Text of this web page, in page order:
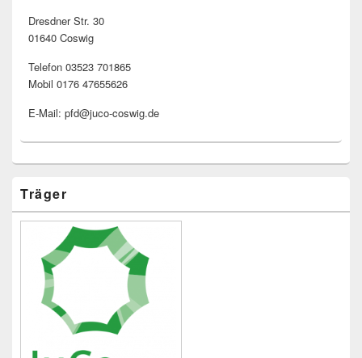
Dresdner Str. 30
01640 Coswig
Telefon 03523 701865
Mobil 0176 47655626
E-Mail: pfd@juco-coswig.de
Träger